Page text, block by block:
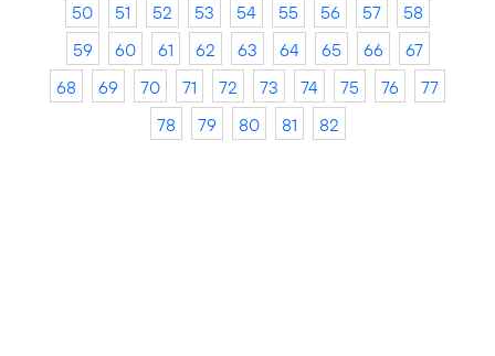
50
51 52 53 54 55 56 57
58
59
60 61 62 63 64 65 66
67
68
69 70 71 72 73 74 75 76
77
78
79 80 81 82